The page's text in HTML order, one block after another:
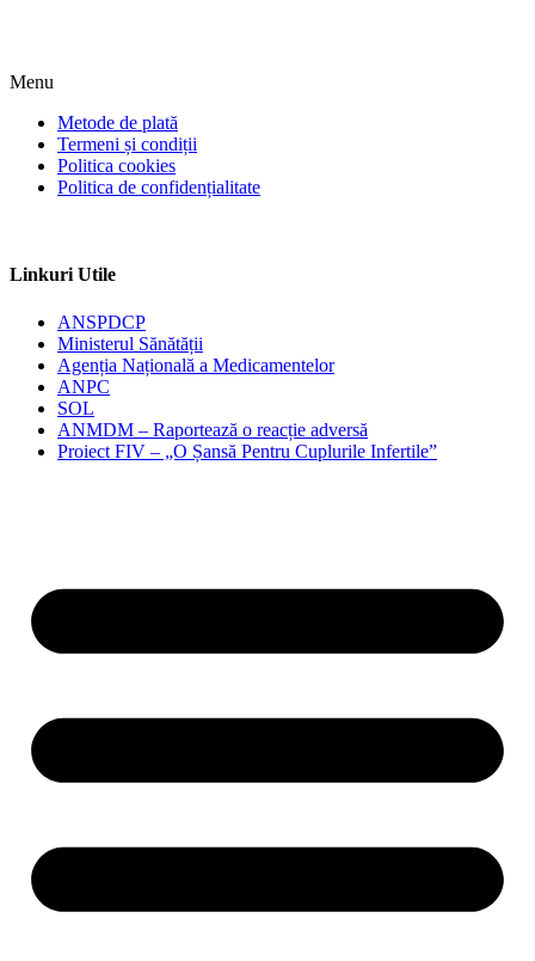
Menu
Metode de plată
Termeni și condiții
Politica cookies
Politica de confidențialitate
Linkuri Utile
ANSPDCP
Ministerul Sănătății
Agenția Națională a Medicamentelor
ANPC
SOL
ANMDM – Raportează o reacție adversă
Proiect FIV – „O Șansă Pentru Cuplurile Infertile”